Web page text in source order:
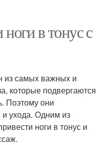
в тонус с
из самых важных и
которые подвергаются
Поэтому они
ухода. Одним из
ноги в тонус и